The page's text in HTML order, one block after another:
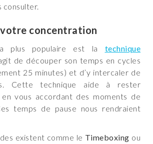
consulter.
concentration
plus populaire est la technique
de découper son temps en cycles
25 minutes) et d’y intercaler de
Cette technique aide à rester
vous accordant des moments de
temps de pause nous rendraient
existent comme le Timeboxing ou